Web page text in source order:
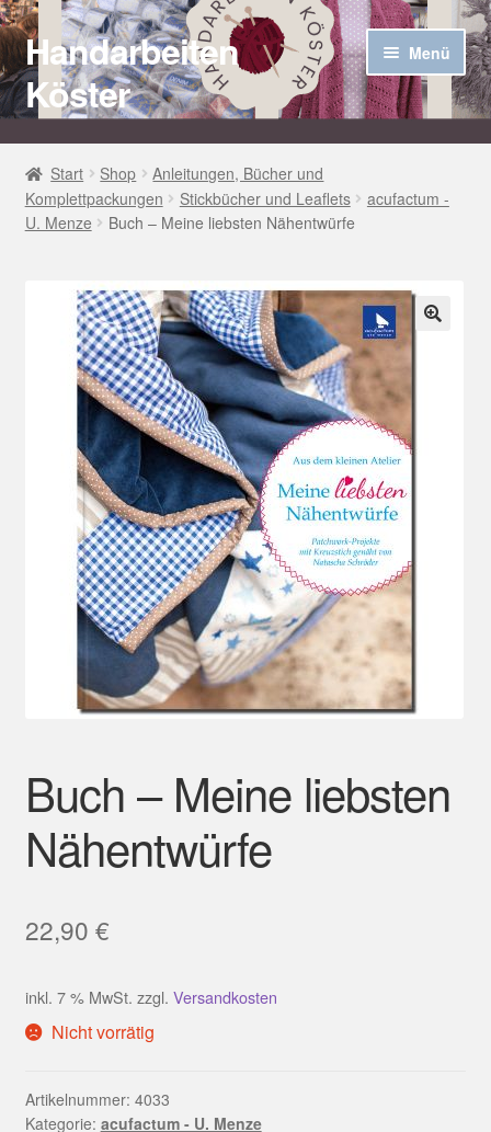
Zur
Navigation
springen
Zum
Inhalt
springen
Handarbeiten
Köster
Menü
Startseite
Über uns
Häkel Techniken
Mein Konto
Start Shop
Anleitungen, Bücher und
Komplettpackungen
Stickbücher und Leaflets
acufactum -
U. Menze
Buch – Meine liebsten Nähentwürfe
Buch – Meine liebsten
Nähentwürfe
22,90 €
inkl. 7 % MwSt. zzgl. Versandkosten
Nicht vorrätig
Artikelnummer: 4033
Kategorie: acufactum - U. Menze